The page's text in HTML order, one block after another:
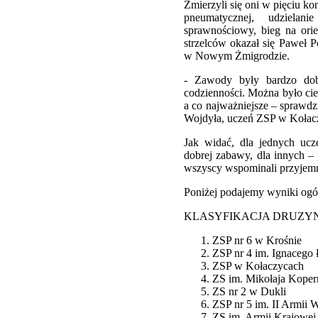
Zmierzyli się oni w pięciu
pneumatycznej,
sprawnościowy, bieg na
strzelców okazał się
w Nowym Żmigrodzie.
- Zawody były bardzo
codzienności. Można było
a co najważniejsze –
Wojdyła, uczeń ZSP w
Jak widać, dla jednych
dobrej zabawy, dla innych
wszyscy wspominali
Poniżej podajemy wyniki
KLASYFIKACJA
ZSP nr 6 w Krośnie
ZSP nr 4 im.
ZSP w Kołaczycach
ZS im. Mikołaja
ZS nr 2 w Dukli
ZSP nr 5 im. II Armii